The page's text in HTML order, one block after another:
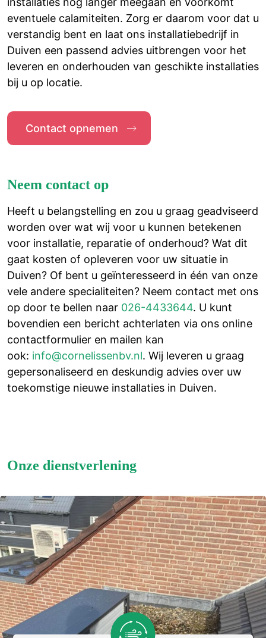
eventuele calamiteiten. Zorg er daarom voor dat u
verstandig bent en laat ons installatiebedrijf in
Duiven een passend advies uitbrengen voor het
leveren en onderhouden van geschikte installaties
bij u op locatie.
Contact opnemen
Neem contact op
Heeft u belangstelling en zou u graag geadviseerd
worden over wat wij voor u kunnen betekenen
voor installatie, reparatie of onderhoud? Wat dit
gaat kosten of opleveren voor uw situatie in
Duiven? Of bent u geïnteresseerd in één van onze
vele andere specialiteiten? Neem contact met ons
op door te bellen naar 026-4433644. U kunt
bovendien een bericht achterlaten via ons online
contactformulier en mailen kan
ook: info@cornelissenbv.nl. Wij leveren u graag
gepersonaliseerd en deskundig advies over uw
toekomstige nieuwe installaties in Duiven.
Onze dienstverlening